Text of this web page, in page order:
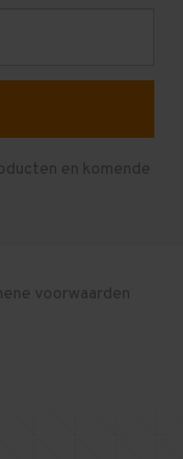
en komende
voorwaarden